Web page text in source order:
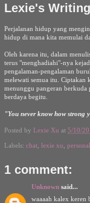
Lexie's
Perjalanan hidup yang
hidup di mana kita memulai
Oleh karena itu, dalam
terus "menghadiahi"-nya
pengalaman-pengalaman
melewati semua itu. Ciptakan
menunggu pangeran
berdaya begitu.
"You never know how strong
Posted by Lexie Xu at 5/10/
Labels: chat lexie xu personal
1 comment:
Unknown said...
waaaah kalex keren